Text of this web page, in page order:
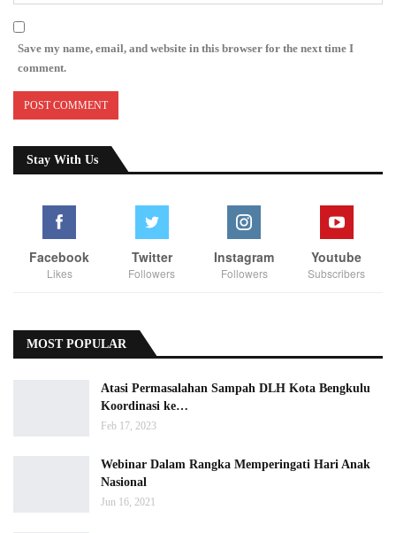
Save my name, email, and website in this browser for the next time I
comment.
Stay With Us
Facebook
Likes
Twitter
Followers
Instagram
Followers
Youtube
Subscribers
MOST POPULAR
Atasi Permasalahan Sampah DLH Kota Bengkulu
Koordinasi ke…
Feb 17, 2023
Webinar Dalam Rangka Memperingati Hari Anak
Nasional
Jun 16, 2021